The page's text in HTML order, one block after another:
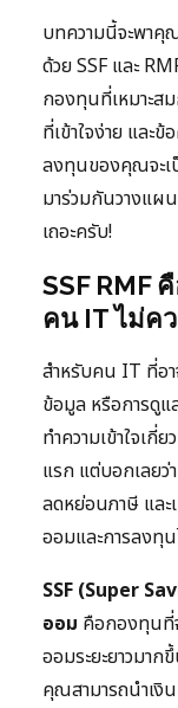
บทความนี้จะพาคุ
ด้วย SSF และ
กองทุนที่เหมาะส
ที่เข้าใจง่าย และ
ลงทุนของคุณจะเ
มาร่วมกันวางแผ
เถอะครับ!
SSF RMF
คน IT ไม่ค
สำหรับคน IT ที่อา
ข้อมูล หรือการดูแ
ทำความเข้าใจเกี่
แรก แต่บอกเลย
ลดหย่อนภาษี และ
ออมและการลงทุ
SSF (Super
ออม คือกองทุนที่
ออมระยะยาวมา
คุณสามารถนำเงิ